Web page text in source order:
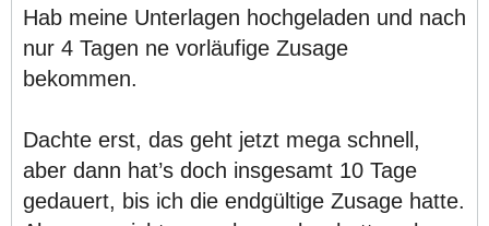
Hab meine Unterlagen hochgeladen und nach
nur 4 Tagen ne vorläufige Zusage
bekommen.
Dachte erst, das geht jetzt mega schnell,
aber dann hat’s doch insgesamt 10 Tage
gedauert, bis ich die endgültige Zusage hatte.